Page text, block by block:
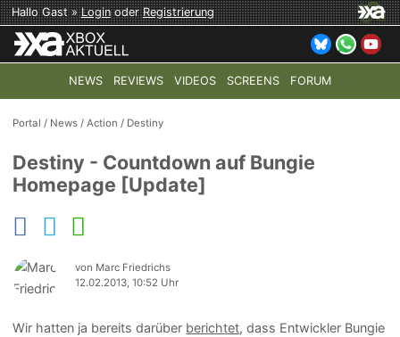
Hallo Gast »LoginoderRegistrierung
NEWS REVIEWS VIDEOS SCREENS FORUM
TOP-THEMEN: COD: MODERN WARFARE 4 HALO:
Portal / News /Action / Destiny
Destiny - Countdown auf Bungie
Homepage [Update]
von Marc Friedrichs
12.02.2013, 10:52 Uhr
Wir hatten ja bereits darüber berichtet, dass Entwickler Bungie